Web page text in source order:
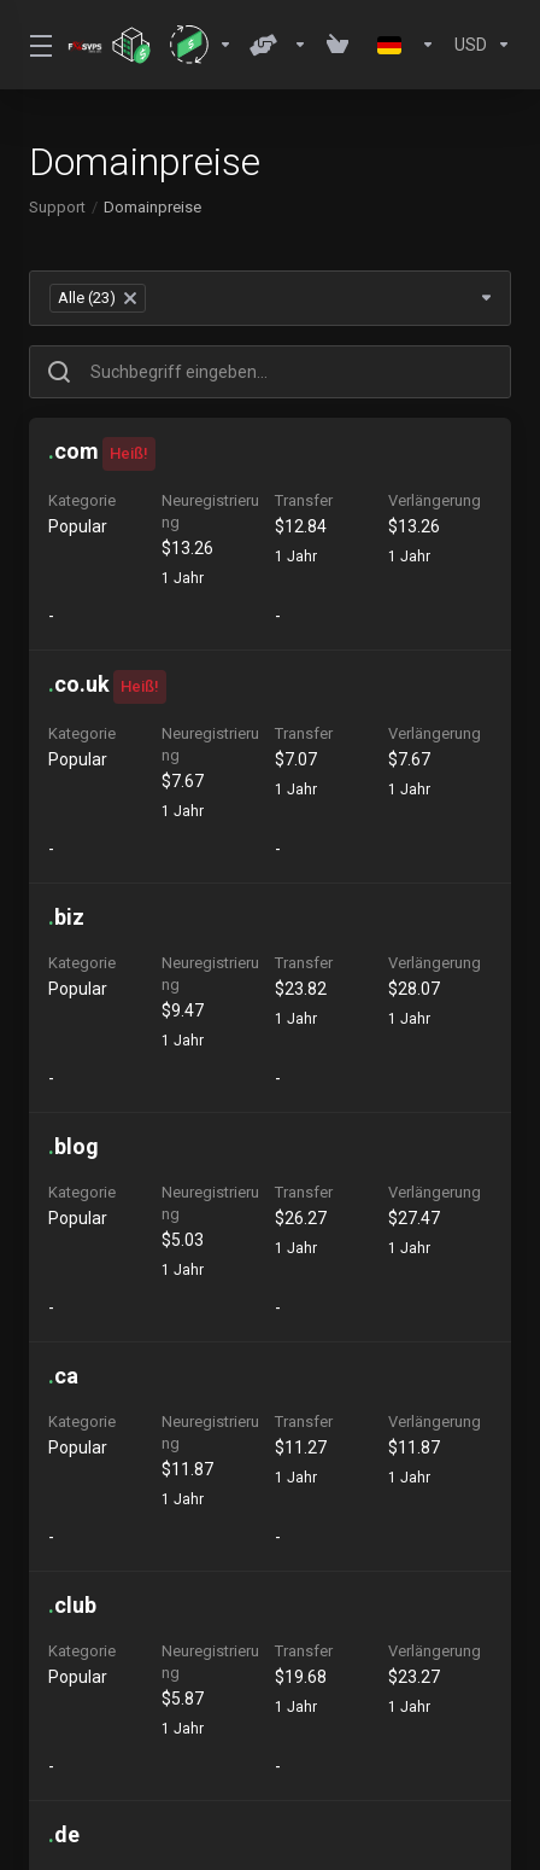
USD
Domainpreise
Support Domainpreise
Alle (23) ×
.com Heiß!
Kategorie
Popular
Neuregistrieru
ng
$13.26
1 Jahr
Transfer
$12.84
1 Jahr
Verlängerung
$13.26
1 Jahr
- -
.co.uk Heiß!
Kategorie
Popular
Neuregistrieru
ng
$7.67
1 Jahr
Transfer
$7.07
1 Jahr
Verlängerung
$7.67
1 Jahr
- -
.biz
Kategorie
Popular
Neuregistrieru
ng
$9.47
1 Jahr
Transfer
$23.82
1 Jahr
Verlängerung
$28.07
1 Jahr
- -
.blog
Kategorie
Popular
Neuregistrieru
ng
$5.03
1 Jahr
Transfer
$26.27
1 Jahr
Verlängerung
$27.47
1 Jahr
- -
.ca
Kategorie
Popular
Neuregistrieru
ng
$11.87
1 Jahr
Transfer
$11.27
1 Jahr
Verlängerung
$11.87
1 Jahr
- -
.club
Kategorie
Popular
Neuregistrieru
ng
$5.87
1 Jahr
Transfer
$19.68
1 Jahr
Verlängerung
$23.27
1 Jahr
- -
.de